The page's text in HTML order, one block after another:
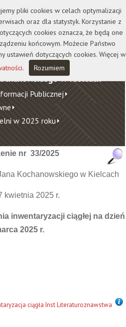
Biblioteka
Wydawnictwo
w Kielcach
Publicznej
w 2025 roku
nr 33/2025
Kochanowskiego w Kielcach
kwietnia 2025 r.
inwentaryzacji ciągłej na dzień
2025 r.
ciągła Inst Literaturoznawstwa
pliki cookies w celach optymalizacji
oraz dla statystyk. Korzystanie z
cookies oznacza, że będą one
końcowym. Możecie Państwo
ustawień dotyczących cookies. Więcej w
. Rozumiem